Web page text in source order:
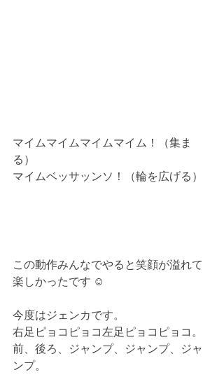
マイムマイムマイムマイム！（集ま
る）
マイムベッサッンソ！（輪を広げる）
この動作みんなでやると笑顔が溢れて
楽しかったです ☺︎
今度はジェンカです。
右足ピョコピョコ左足ピョコピョコ。
前、後ろ、ジャンプ、ジャンプ、ジャ
ンプ。